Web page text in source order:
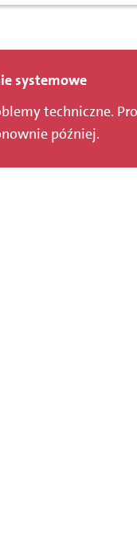
systemowe
techniczne.
później.